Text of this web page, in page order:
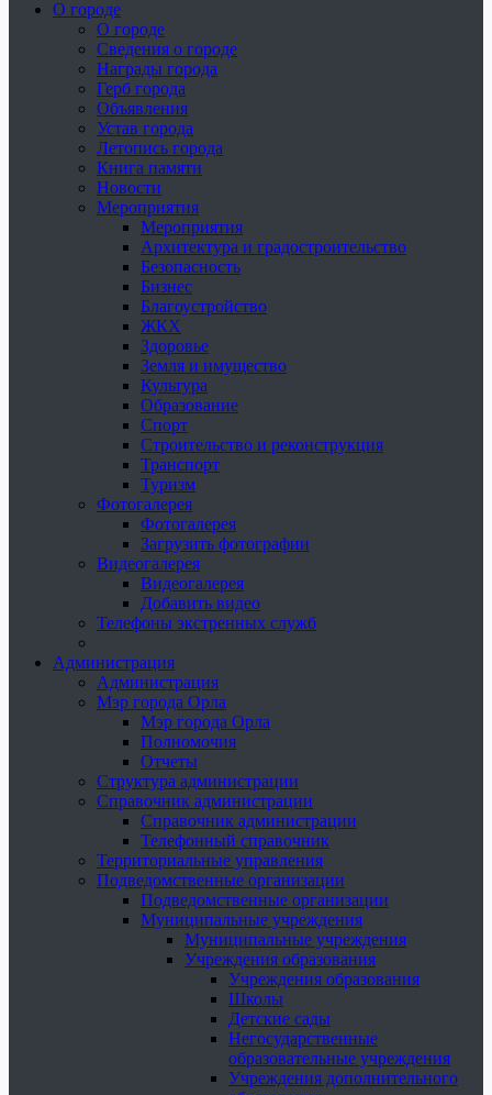
О городе
О городе
Сведения о городе
Награды города
Герб города
Объявления
Устав города
Летопись города
Книга памяти
Новости
Мероприятия
Мероприятия
Архитектура и градостроительство
Безопасность
Бизнес
Благоустройство
ЖКХ
Здоровье
Земля и имущество
Культура
Образование
Спорт
Строительство и реконструкция
Транспорт
Туризм
Фотогалерея
Фотогалерея
Загрузить фотографии
Видеогалерея
Видеогалерея
Добавить видео
Телефоны экстренных служб
Администрация
Администрация
Мэр города Орла
Мэр города Орла
Полномочия
Отчеты
Структура администрации
Справочник администрации
Справочник администрации
Телефонный справочник
Территориальные управления
Подведомственные организации
Подведомственные организации
Муниципальные учреждения
Муниципальные учреждения
Учреждения образования
Учреждения образования
Школы
Детские сады
Негосударственные
образовательные учреждения
Учреждения дополнительного